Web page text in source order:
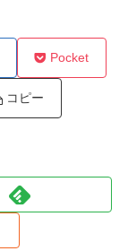
Pocket
コピー